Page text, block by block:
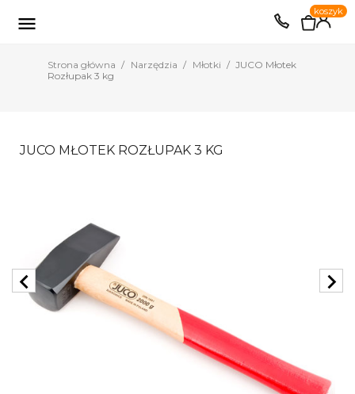
EUR PLN

0
koszyk
Strona główna Narzędzia Młotki
JUCO Młotek
Rozłupak 3 kg
JUCO MŁOTEK ROZŁUPAK 3 KG
chevron_left chevron_right